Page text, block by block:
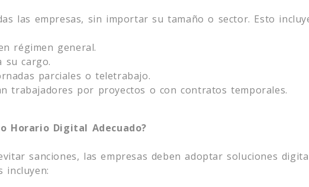
las empresas, sin importar su tamaño o sector. Esto
régimen general.
su cargo.
parciales o teletrabajo.
trabajadores por proyectos o con contratos temporales.
Horario Digital Adecuado?
sanciones, las empresas deben adoptar soluciones
incluyen: